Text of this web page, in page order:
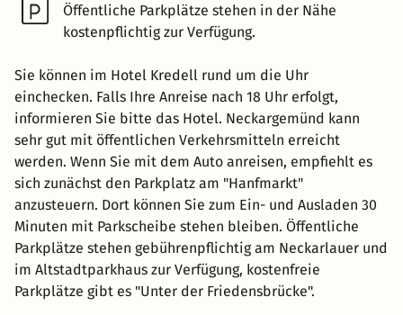
Öffentliche Parkplätze stehen in der Nähe
kostenpflichtig zur Verfügung.
Sie können im Hotel Kredell rund um die Uhr
einchecken. Falls Ihre Anreise nach 18 Uhr erfolgt,
informieren Sie bitte das Hotel. Neckargemünd kann
sehr gut mit öffentlichen Verkehrsmitteln erreicht
werden. Wenn Sie mit dem Auto anreisen, empfiehlt es
sich zunächst den Parkplatz am "Hanfmarkt"
anzusteuern. Dort können Sie zum Ein- und Ausladen 30
Minuten mit Parkscheibe stehen bleiben. Öffentliche
Parkplätze stehen gebührenpflichtig am Neckarlauer und
im Altstadtparkhaus zur Verfügung, kostenfreie
Parkplätze gibt es "Unter der Friedensbrücke".